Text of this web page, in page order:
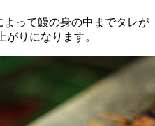
って鰻の身の中までタレが
がりになります。